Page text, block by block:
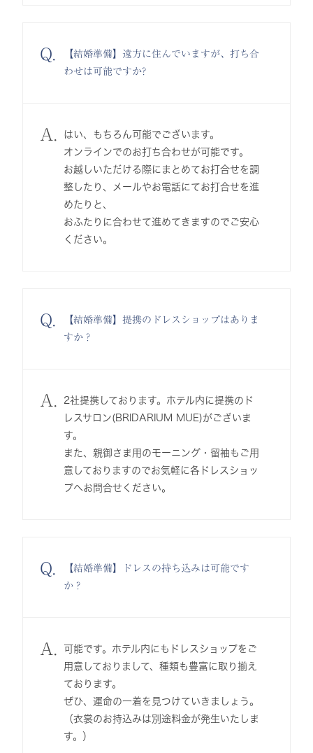
Q.
【結婚準備】遠方に住んでいますが、打ち合
わせは可能ですか?
A.
はい、もちろん可能でございます。
オンラインでのお打ち合わせが可能です。
お越しいただける際にまとめてお打合せを調
整したり、メールやお電話にてお打合せを進
めたりと、
おふたりに合わせて進めてきますのでご安心
ください。
Q.
【結婚準備】提携のドレスショップはありま
すか？
A.
2社提携しております。ホテル内に提携のド
レスサロン(BRIDARIUM MUE)がございま
す。
また、親御さま用のモーニング・留袖もご用
意しておりますのでお気軽に各ドレスショッ
プへお問合せください。
Q.
【結婚準備】ドレスの持ち込みは可能です
か？
A.
可能です。ホテル内にもドレスショップをご
用意しておりまして、種類も豊富に取り揃え
ております。
ぜひ、運命の一着を見つけていきましょう。
（衣裳のお持込みは別途料金が発生いたしま
す。）